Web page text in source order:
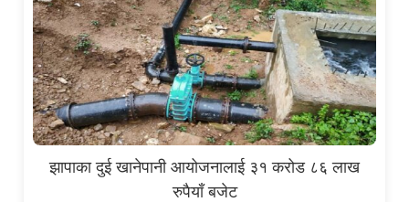
झापाका दुई खानेपानी आयोजनालाई ३१ करोड ८६ लाख
रुपैयाँ बजेट